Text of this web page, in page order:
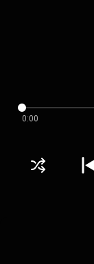
0:00